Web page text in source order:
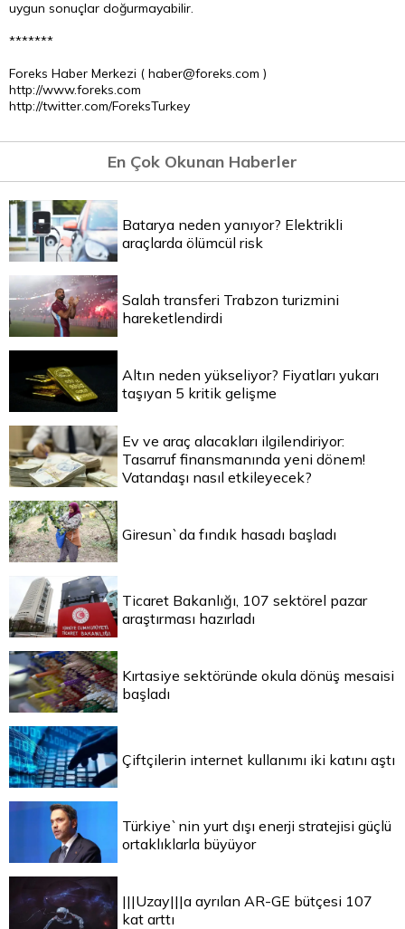
uygun sonuçlar doğurmayabilir.
*******
Foreks Haber Merkezi ( haber@foreks.com )
http://www.foreks.com
http://twitter.com/ForeksTurkey
En Çok Okunan Haberler
Batarya neden yanıyor? Elektrikli
araçlarda ölümcül risk
Salah transferi Trabzon turizmini
hareketlendirdi
Altın neden yükseliyor? Fiyatları yukarı
taşıyan 5 kritik gelişme
Ev ve araç alacakları ilgilendiriyor:
Tasarruf finansmanında yeni dönem!
Vatandaşı nasıl etkileyecek?
Giresun`da fındık hasadı başladı
Ticaret Bakanlığı, 107 sektörel pazar
araştırması hazırladı
Kırtasiye sektöründe okula dönüş mesaisi
başladı
Çiftçilerin internet kullanımı iki katını aştı
Türkiye`nin yurt dışı enerji stratejisi güçlü
ortaklıklarla büyüyor
|||Uzay|||a ayrılan AR-GE bütçesi 107
kat arttı